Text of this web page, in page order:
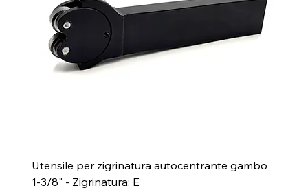
Utensile per zigrinatura autocentrante gambo
1-3/8" - Zigrinatura: E